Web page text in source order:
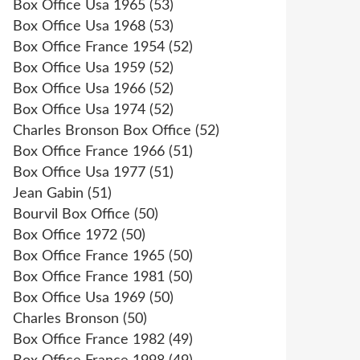
Box Office Usa 1965 (53)
Box Office Usa 1968 (53)
Box Office France 1954 (52)
Box Office Usa 1959 (52)
Box Office Usa 1966 (52)
Box Office Usa 1974 (52)
Charles Bronson Box Office (52)
Box Office France 1966 (51)
Box Office Usa 1977 (51)
Jean Gabin (51)
Bourvil Box Office (50)
Box Office 1972 (50)
Box Office France 1965 (50)
Box Office France 1981 (50)
Box Office Usa 1969 (50)
Charles Bronson (50)
Box Office France 1982 (49)